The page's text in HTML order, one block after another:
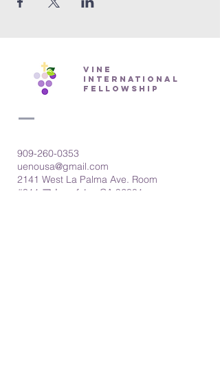
Vine
International
fellowship
909-260-0353
uenousa@gmail.com
2141 West La Palma Ave. Room
#311 アナハイム、CA 92801